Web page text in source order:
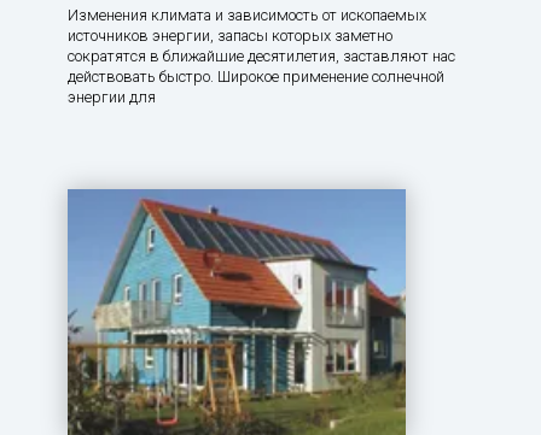
Изменения климата и зависимость от ископаемых
источников энергии, запасы которых заметно
сократятся в ближайшие десятилетия, заставляют нас
действовать быстро. Широкое применение солнечной
энергии для